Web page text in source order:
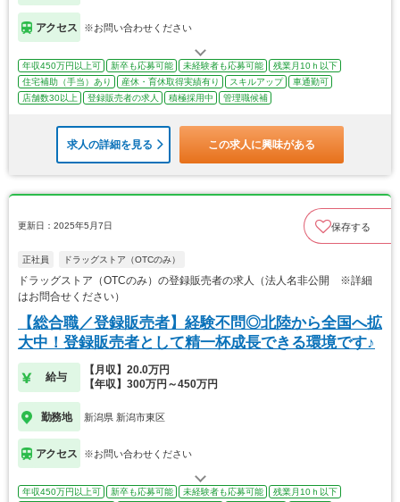
アクセス ※お問い合わせください
年収450万円以上可 新卒も応募可能 未経験者も応募可能
残業月10ｈ以下
住宅補助（手当）あり
産休・育休取得実績有り スキルアップ
車通勤可
店舗数30以上
登録販売者の求人 積極採用中 管理職候補
求人の詳細を見る この求人に興味がある
更新日：2025年5月7日 保存する
正社員 ドラッグストア（OTCのみ）
ドラッグストア（OTCのみ）の登録販売者の求人（法人名非公開 ※詳細
はお問合せください）
【総合職／登録販売者】経験不問◎北陸から全国へ拡
大中！登録販売者として精一杯成長できる環境です♪
給与
【月収】20.0万円
【年収】300万円～450万円
勤務地 新潟県 新潟市東区
アクセス ※お問い合わせください
年収450万円以上可 新卒も応募可能 未経験者も応募可能
残業月10ｈ以下